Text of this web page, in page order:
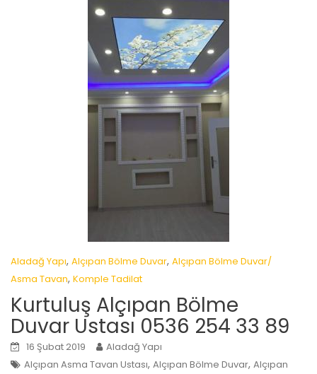
Aladağ Yapı, Alçıpan Bölme Duvar, Alçıpan Bölme Duvar/
Asma Tavan, Komple Tadilat
Kurtuluş Alçıpan Bölme
Duvar Ustası 0536 254 33 89
16 Şubat 2019
Aladağ Yapı
Alçıpan Asma Tavan Ustası, Alçıpan Bölme Duvar, Alçıpan